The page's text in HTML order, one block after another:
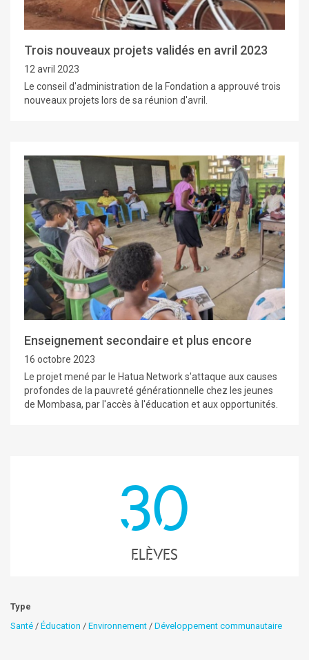
Trois nouveaux projets validés en avril 2023
12 avril 2023
Le conseil d'administration de la Fondation a approuvé trois
nouveaux projets lors de sa réunion d'avril.
Enseignement secondaire et plus encore
16 octobre 2023
Le projet mené par le Hatua Network s'attaque aux causes
profondes de la pauvreté générationnelle chez les jeunes
de Mombasa, par l'accès à l'éducation et aux opportunités.
30
elèves
Type
Santé / Éducation / Environnement / Développement communautaire